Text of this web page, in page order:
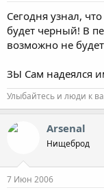
Сегодня узнал,
будет черный! В
возможно не
ЗЫ Сам надеялся
Улыбайтесь и люди к
Arsenal
Нищеброд
7 Июн 2006